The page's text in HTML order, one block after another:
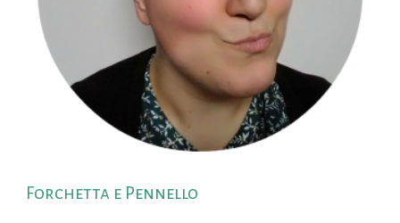
Forchetta e Pennello